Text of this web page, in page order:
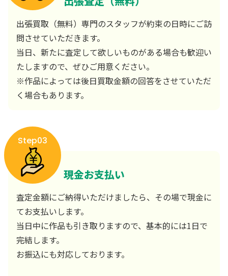
出張買取（無料）専門のスタッフが約束の日時にご訪
問させていただきます。
当日、新たに査定して欲しいものがある場合も歓迎い
たしますので、ぜひご用意ください。
※作品によっては後日買取金額の回答をさせていただ
く場合もあります。
Step03
現金お支払い
査定金額にご納得いただけましたら、その場で現金に
てお支払いします。
当日中に作品も引き取りますので、基本的には1日で
完結します。
お振込にも対応しております。